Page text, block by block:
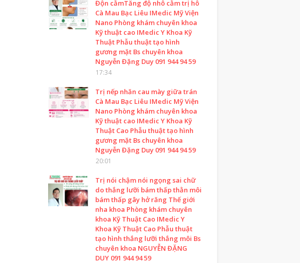
Độn cằmTăng độ nhô cằm trị hô
Cà Mau Bạc Liêu IMedic Mỹ Viện
Nano Phòng khám chuyên khoa
Kỹ thuật cao IMedic Y Khoa Kỹ
Thuật Phẫu thuật tạo hình
gương mặt Bs chuyên khoa
Nguyễn Đặng Duy 091 944 94 59
17:34
Trị nếp nhăn cau mày giữa trán
Cà Mau Bạc Liêu IMedic Mỹ Viện
Nano Phòng khám chuyên khoa
Kỹ thuật cao IMedic Y Khoa Kỹ
Thuật Cao Phẫu thuật tạo hình
gương mặt Bs chuyên khoa
Nguyễn Đặng Duy 091 944 94 59
20:01
Trị nói chậm nói ngọng sai chữ
do thắng lưỡi bám thấp thằn môi
bám thấp gây hở răng Thế giới
nha khoa Phòng khám chuyên
khoa Kỹ Thuật Cao IMedic Y
Khoa Kỹ Thuật Cao Phẫu thuật
tạo hình thắng lưỡi thắng môi Bs
chuyên khoa NGUYỄN ĐẶNG
DUY 091 944 94 59